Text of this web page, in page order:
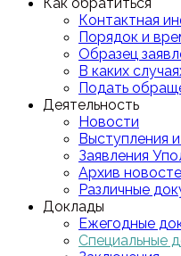
Контактная
Порядок и
Образец
В каких
Подать
Деятельность
Новости
Выступления
Заявления
Архив
Различные
Доклады
Ежегодные
Специальные